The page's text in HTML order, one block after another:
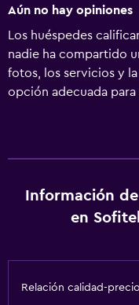
Aún no hay opiniones
Los huéspedes
nadie ha compartido
fotos, los servicios y
opción adecuada para
Información
en
Relación calidad-precio